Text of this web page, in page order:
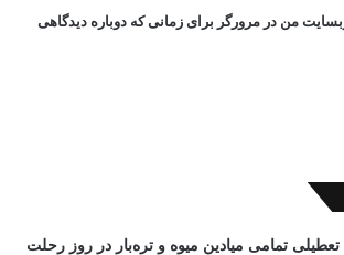
من در مرورگر برای زمانی که دوباره دیدگاهی
تعطیلی تمامی میادین میوه و تره‌بار در روز رحلت